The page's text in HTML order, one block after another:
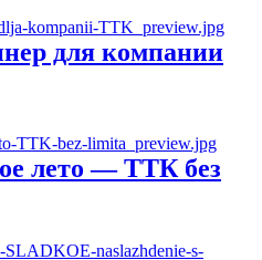
для компании
лето — ТТК без